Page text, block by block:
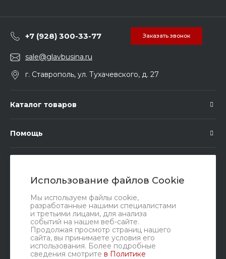
Использование файлов Cookie
Мы используем файлы cookie,
разработанные нашими специалистами
и третьими лицами, для анализа
событий на нашем веб-сайте.
Продолжая просмотр страниц нашего
сайта, вы принимаете условия его
использования. Более подробные
сведения смотрите в Политике
+7 (928) 300-33-77 Заказать звонок
sale@glavbusina.ru
г. Ставрополь, ул. Тухачевского, д. 27
Каталог товаров
Помощь